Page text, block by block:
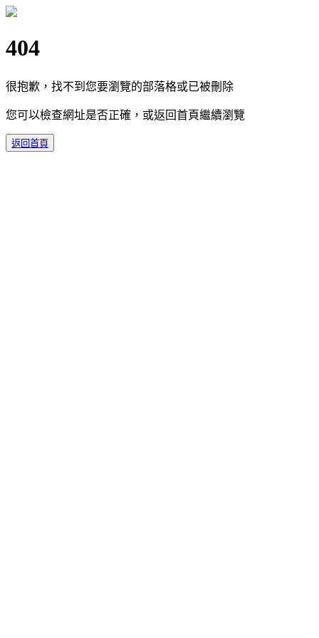
404
很抱歉，找不到您要瀏覽的部落格或已被刪除
您可以檢查網址是否正確，或返回首頁繼續瀏覽
返回首頁